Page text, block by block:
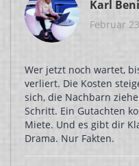
Karl
Februar
Wer jetzt noch wartet,
verliert. Die Kosten
sich, die Nachbarn
Schritt. Ein Gutachten
Miete. Und es gibt dir
Drama. Nur Fakten.